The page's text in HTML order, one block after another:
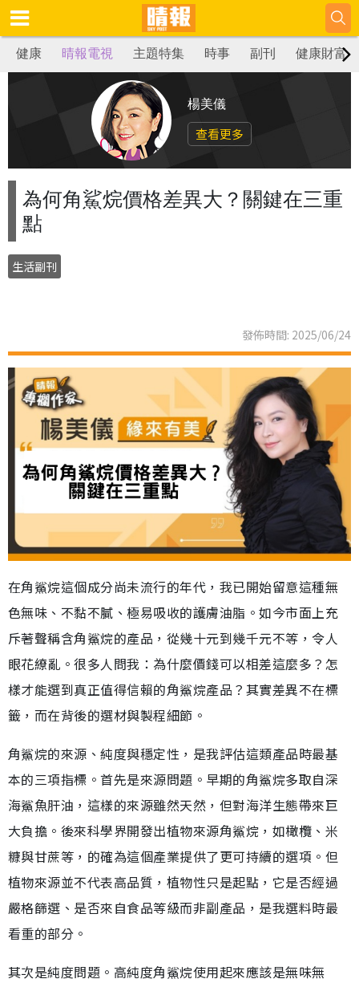
健康 晴報電視 主題特集 時事 副刊 健康財富
楊美儀
查看更多
為何角鯊烷價格差異大？關鍵在三重
點
生活副刊
發佈時間: 2025/06/24
在角鯊烷這個成分尚未流行的年代，我已開始留意這種無
色無味、不黏不膩、極易吸收的護膚油脂。如今市面上充
斥著聲稱含角鯊烷的產品，從幾十元到幾千元不等，令人
眼花繚亂。很多人問我：為什麼價錢可以相差這麼多？怎
樣才能選到真正值得信賴的角鯊烷產品？其實差異不在標
籤，而在背後的選材與製程細節。
角鯊烷的來源、純度與穩定性，是我評估這類產品時最基
本的三項指標。首先是來源問題。早期的角鯊烷多取自深
海鯊魚肝油，這樣的來源雖然天然，但對海洋生態帶來巨
大負擔。後來科學界開發出植物來源角鯊烷，如橄欖、米
糠與甘蔗等，的確為這個產業提供了更可持續的選項。但
植物來源並不代表高品質，植物性只是起點，它是否經過
嚴格篩選、是否來自食品等級而非副產品，是我選料時最
看重的部分。
其次是純度問題。高純度角鯊烷使用起來應該是無味無